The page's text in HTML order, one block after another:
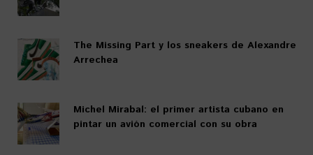
The Missing Part y los sneakers de Alexandre
Arrechea
Michel Mirabal: el primer artista cubano en
pintar un avión comercial con su obra